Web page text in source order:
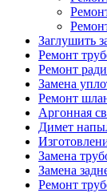
Заглушить
Ремонт
Ремонт
Замена
Ремонт
Аргонная
Димет
Замена
Замена
Ремонт